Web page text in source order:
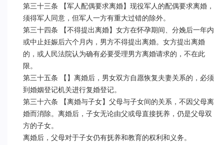
第三十三条 【军人配偶要求离婚】现役军人的配偶要求离婚，
须得军人同意，但军人一方有重大过错的除外。
第三十四条 【不得提出离婚】女方在怀孕期间、分娩后一年内
或中止妊娠后六个月内，男方不得提出离婚。女方提出离婚
的，或人民法院认为确有必要受理男方离婚请求的，不在此
限。
第三十五条 【】离婚后，男女双方自愿恢复夫妻关系的，必须
到婚姻登记机关进行复婚登记。
第三十六条 【离婚与子女】父母与子女间的关系，不因父母离
婚而消除。离婚后，子女无论由父或母直接抚养，仍是父母双
方的子女。
离婚后，父母对于子女仍有抚养和教育的权利和义务。